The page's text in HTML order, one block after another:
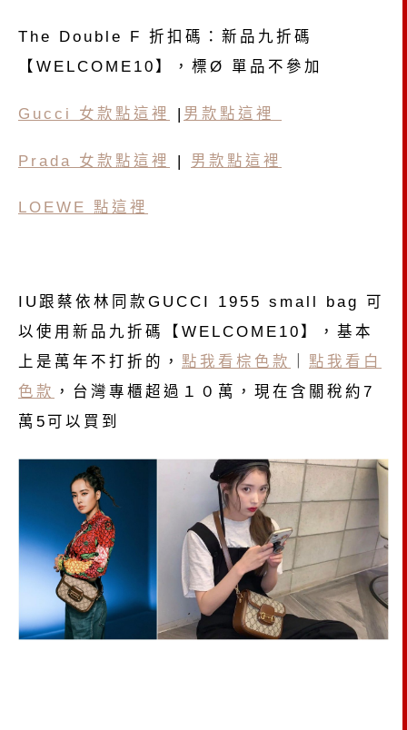
The Double F 折扣碼：新品九折碼
【WELCOME10】，標Ø 單品不參加
Gucci 女款點這裡 | 男款點這裡
Prada 女款點這裡 | 男款點這裡
LOEWE 點這裡
IU跟蔡依林同款GUCCI 1955 small bag 可
以使用新品九折碼【WELCOME10】，基本
上是萬年不打折的， 點我看棕色款
點我看白
色款 ，台灣專櫃超過１０萬，現在含關稅約7
萬5可以買到